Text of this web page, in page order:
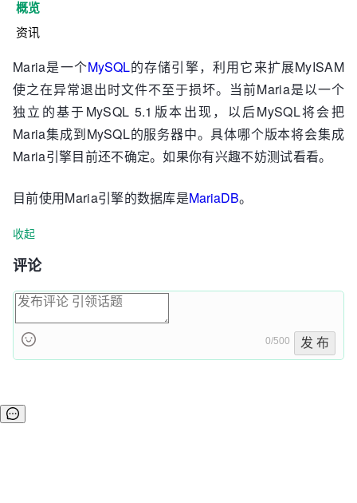
概览
资讯
Maria是一个MySQL的存储引擎，利用它来扩展MyISAM
使之在异常退出时文件不至于损坏。当前Maria是以一个
独立的基于MySQL 5.1版本出现，以后MySQL将会把
Maria集成到MySQL的服务器中。具体哪个版本将会集成
Maria引擎目前还不确定。如果你有兴趣不妨测试看看。
目前使用Maria引擎的数据库是MariaDB。
收起
评论
0/500 发 布